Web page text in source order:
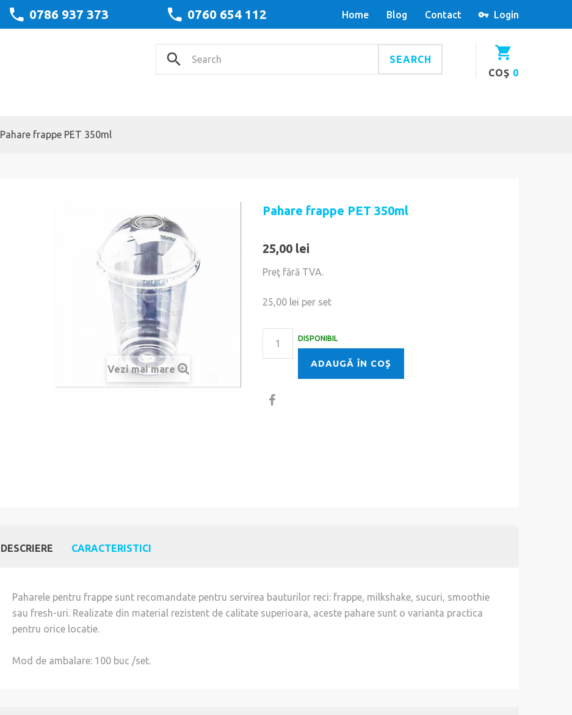
Login
Home Blog Contact
0760 654 112
0786 937 373
COŞ 0
SEARCH
Pahare frappe PET 350ml
Vezi mai mare
Pahare frappe PET 350ml
25,00 lei
Preţ fără TVA.
25,00 lei per set
DISPONIBIL
ADAUGĂ ÎN COŞ
DESCRIERE CARACTERISTICI
Paharele pentru frappe sunt recomandate pentru servirea bauturilor reci: frappe, milkshake, sucuri, smoothie
sau fresh-uri. Realizate din material rezistent de calitate superioara, aceste pahare sunt o varianta practica
pentru orice locatie.
Mod de ambalare: 100 buc /set.